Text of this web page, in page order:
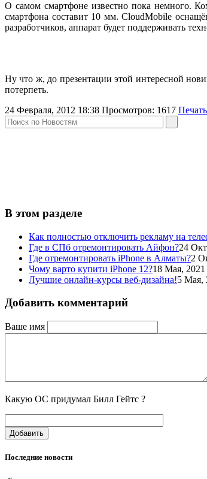
О самом смартфоне известно пока немного.
смартфона составит 10 мм. CloudMobile
разработчиков, аппарат будет поддерживать
Ну что ж, до презентации этой интересной
потерпеть.
24 Февраля, 2012 18:38 Просмотров: 1617 Печать
В этом разделе
Как полностью отключить рекламу на
Где в СПб отремонтировать Айфон?24
Где отремонтировать iPhone в Алматы?2
Чому варто купити iPhone 12?18 Мая, 2021
Лучшие онлайн-курсы веб-дизайна!5 Мая,
Добавить комментарий
Ваше имя
Какую ОС придумал Билл Гейтс ?
Добавить
Последние новости